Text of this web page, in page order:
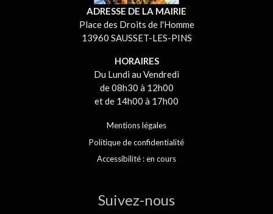
ADRESSE DE LA MAIRIE
Place des Droits de l'Homme
13960 SAUSSET-LES-PINS
HORAIRES
Du Lundi au Vendredi
de 08h30 à 12h00
et de 14h00 à 17h00
Mentions légales
Politique de confidentialité
Accessibilité : en cours
Suivez-nous